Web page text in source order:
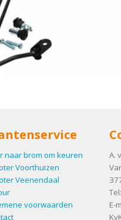
naar brom om keuren
Voorthuizen
Veenendaal
voorwaarden
A.
Tel:
E-